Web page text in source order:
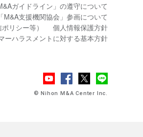
ガイドライン」の遵守について
「M&A支援機関協会」参画について
リシー等）
個人情報保護方針
ーハラスメントに対する基本方針
© Nihon M&A Center Inc.